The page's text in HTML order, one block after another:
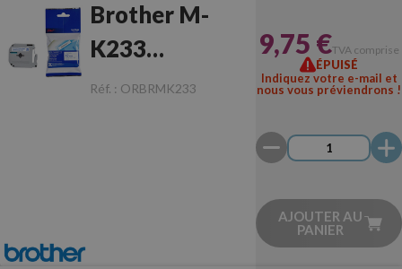
Brother M-
K233
Bleu/Blanc
Réf. : ORBRMK233
9,75 €TVA comprise
ÉPUISÉ
Indiquez votre e-mail et
nous vous préviendrons !
AJOUTER AU
PANIER